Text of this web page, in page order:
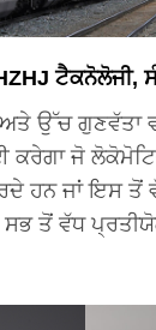
ਉੱਚ ਗੁਣਵੱਤਾ
ਕਰੇਗਾ ਜੋ
ਹਨ ਜਾਂ ਇਸ
ਤੋਂ ਵੱਧ